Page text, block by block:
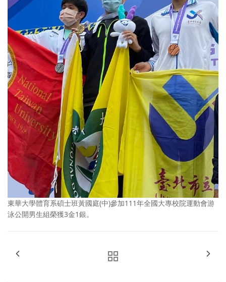
東華大學體育系碩士班黃國庭(中)參加111年全國大專校院運動會游
泳公開男生組榮獲3金1銀。